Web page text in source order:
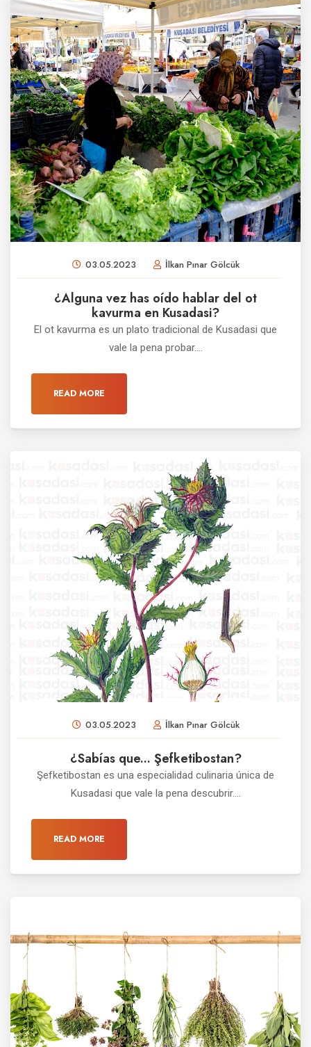
03.05.2023 İlkan Pınar Gölcük
¿Alguna vez has oído hablar del ot
kavurma en Kusadasi?
El ot kavurma es un plato tradicional de Kusadasi que
vale la pena probar....
READ MORE
03.05.2023 İlkan Pınar Gölcük
¿Sabías que... Şefketibostan?
Şefketibostan es una especialidad culinaria única de
Kusadasi que vale la pena descubrir....
READ MORE